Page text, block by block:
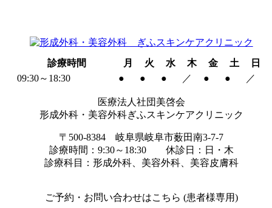
診療時間 月 火 水 木 金 土
日
09:30～18:30
● ● ● ／ ● ● ／
医療法人社団美啓会
形成外科・美容外科ぎふスキンケアクリニック
〒500-8384 岐阜県岐阜市薮田南3-7-7
診療時間：9:30～18:30 休診日：日・木
診療科目：形成外科、美容外科、美容皮膚科
ご予約・お問い合わせはこちら (患者様専用)